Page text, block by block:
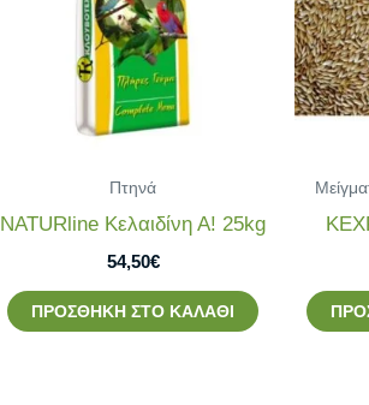
Πτηνά
NATURline Κελαιδίνη Α! 25kg
54,50€
ΠΡΟΣΘΉΚΗ ΣΤΟ ΚΑΛΆΘΙ